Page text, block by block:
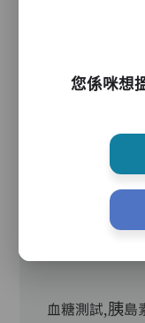
電動床,氣
護理服務
主管,助
護理評估、執
血糖測試,胰島
您係咪想